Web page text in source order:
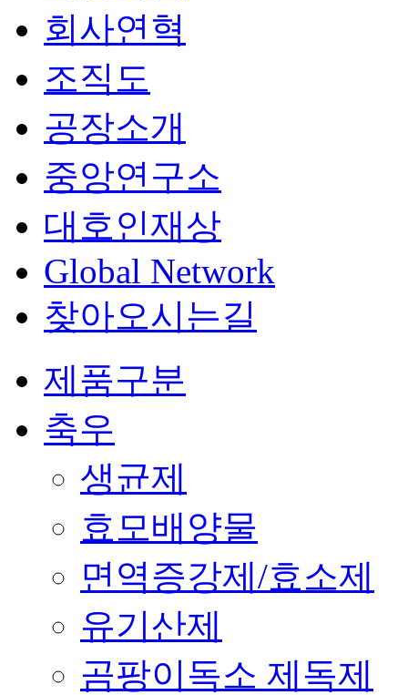
회사연혁
조직도
공장소개
중앙연구소
대호인재상
Global Network
찾아오시는길
제품구분
축우
생균제
효모배양물
면역증강제/효소제
유기산제
곰팡이독소 제독제